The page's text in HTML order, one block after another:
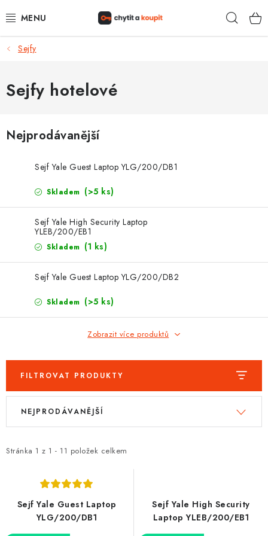
na
DŮM, BYT, ZAHRADA
ZÁMEČNICTVÍ - ZABEZPEČENÍ
TREZORY A SEJFY
ZÁMEČNICKÉ SLUŽBY
KONTAKTY
O NÁS
BATERIE
NAŠE VÝHODY
AKTUALITY
Sejfy
Sejfy hotelové
Nejprodávanější
Sejf Yale Guest Laptop YLG/200/DB1
Skladem (>5 ks)
Sejf Yale High Security Laptop
YLEB/200/EB1
Skladem (1 ks)
Sejf Yale Guest Laptop YLG/200/DB2
Skladem (>5 ks)
Zobrazit více produktů
FILTROVAT PRODUKTY
V
i
Stránka 1 z 1 - 11 položek celkem
Ř
e
NEJPRODÁVANĚJŠÍ
Sejf Yale Guest Laptop
YLG/200/DB1
Sejf Yale High Security
Laptop YLEB/200/EB1